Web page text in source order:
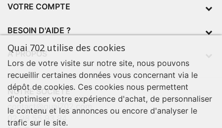
VOTRE COMPTE
BESOIN D'AIDE ?
À PROPOS
NOTRE SOCIÉTÉ
contact@quai702.com
02 98 55 93 94
Quai 702 utilise des cookies
Lors de votre visite sur notre site, nous pouvons
recueillir certaines données vous concernant via le
dépôt de cookies. Ces cookies nous permettent
d'optimiser votre expérience d'achat, de personnaliser
le contenu et les annonces ou encore d'analyser le
trafic sur le site.